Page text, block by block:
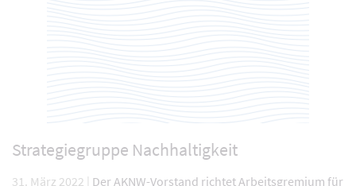
Strategiegruppe Nachhaltigkeit
31. März 2022 | Der AKNW-Vorstand richtet Arbeitsgremium für